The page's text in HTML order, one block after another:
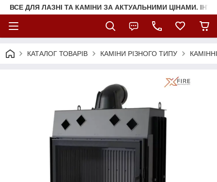
ВСЕ ДЛЯ ЛАЗНІ ТА КАМІНИ ЗА АКТУАЛЬНИМИ ЦІНАМИ.
КАТАЛОГ ТОВАРІВ КАМІНИ РІЗНОГО ТИПУ